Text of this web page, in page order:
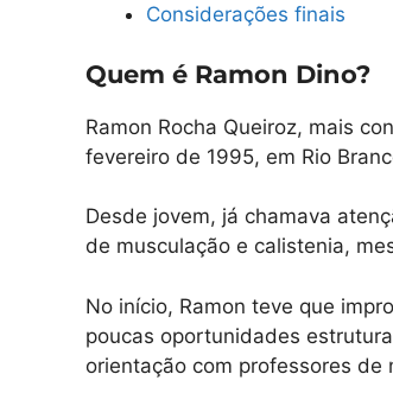
Considerações finais
Quem é Ramon Dino?
Ramon Rocha Queiroz, mais
fevereiro de 1995, em Rio
Desde jovem, já chamava
de musculação e calistenia,
No início, Ramon teve que
poucas oportunidades
orientação com professores de